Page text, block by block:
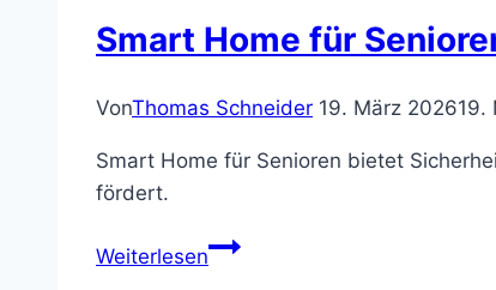
optimieren
Smart Home für
VonThomas Schneider 19. März 202619.
Smart Home für Senioren bietet
fördert.
WeiterlesenSmart